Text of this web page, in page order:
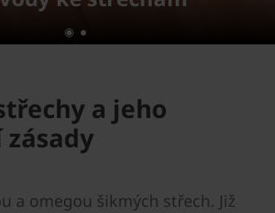
a jeho
a omegou šikmých střech. Již